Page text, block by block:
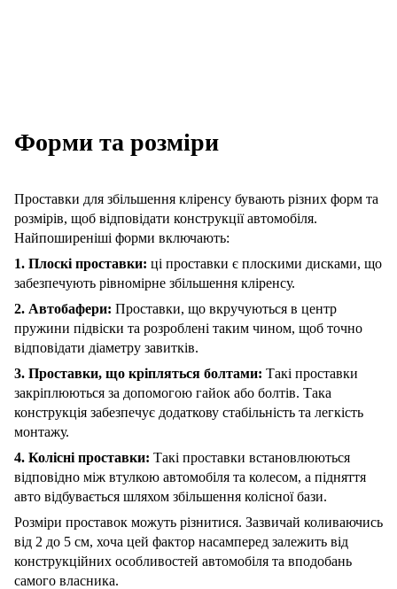
Форми та розміри
Проставки для збільшення кліренсу бувають різних форм та
розмірів, щоб відповідати конструкції автомобіля.
Найпоширеніші форми включають:
1. Плоскі проставки: ці проставки є плоскими дисками, що
забезпечують рівномірне збільшення кліренсу.
2. Автобафери: Проставки, що вкручуються в центр
пружини підвіски та розроблені таким чином, щоб точно
відповідати діаметру завитків.
3. Проставки, що кріпляться болтами: Такі проставки
закріплюються за допомогою гайок або болтів. Така
конструкція забезпечує додаткову стабільність та легкість
монтажу.
4. Колісні проставки: Такі проставки встановлюються
відповідно між втулкою автомобіля та колесом, а підняття
авто відбувається шляхом збільшення колісної бази.
Розміри проставок можуть різнитися. Зазвичай коливаючись
від 2 до 5 см, хоча цей фактор насамперед залежить від
конструкційних особливостей автомобіля та вподобань
самого власника.